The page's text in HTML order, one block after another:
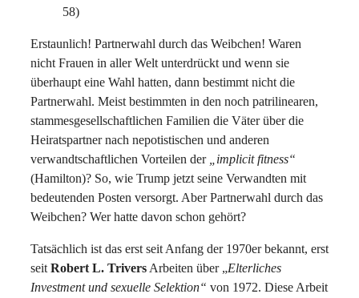
58)
Erstaunlich! Partnerwahl durch das Weibchen! Waren
nicht Frauen in aller Welt unterdrückt und wenn sie
überhaupt eine Wahl hatten, dann bestimmt nicht die
Partnerwahl. Meist bestimmten in den noch patrilinearen,
stammesgesellschaftlichen Familien die Väter über die
Heiratspartner nach nepotistischen und anderen
verwandtschaftlichen Vorteilen der
„implicit fitness“
(Hamilton)? So, wie Trump jetzt seine Verwandten mit
bedeutenden Posten versorgt. Aber Partnerwahl durch das
Weibchen? Wer hatte davon schon gehört?
Tatsächlich ist das erst seit Anfang der 1970er bekannt, erst
seit Robert L. Trivers Arbeiten über „Elterliches
Investment und sexuelle Selektion“ von 1972. Diese Arbeit